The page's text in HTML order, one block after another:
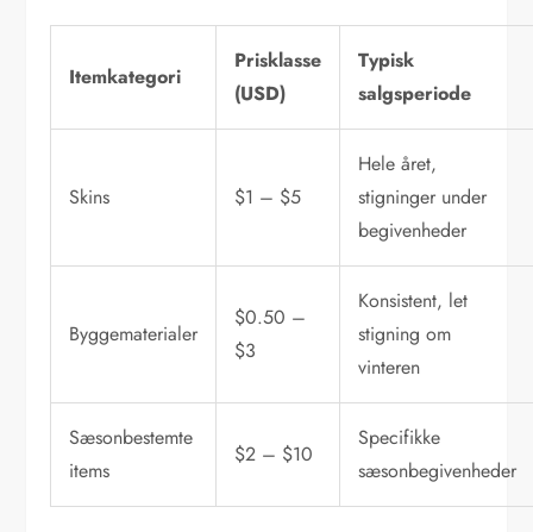
Itemkategori
Prisklasse
(USD)
Typisk
salgsperiode
Skins $1 – $5
Hele året,
stigninger under
begivenheder
Byggematerialer
$0.50 –
$3
Konsistent, let
stigning om
vinteren
Sæsonbestemte
items
$2 – $10
Specifikke
sæsonbegivenheder